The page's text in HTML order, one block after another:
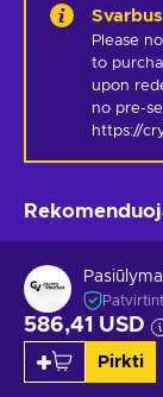
Please
to
upon
no pre-
https://
586,41 USD
Pirkti